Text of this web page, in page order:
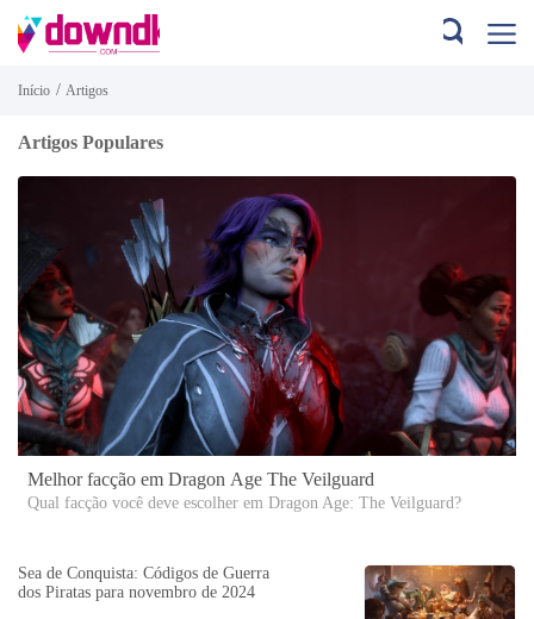
Início / Artigos
Artigos Populares
Melhor facção em Dragon Age The Veilguard
Qual facção você deve escolher em Dragon Age: The Veilguard?
Sea de Conquista: Códigos de Guerra
dos Piratas para novembro de 2024